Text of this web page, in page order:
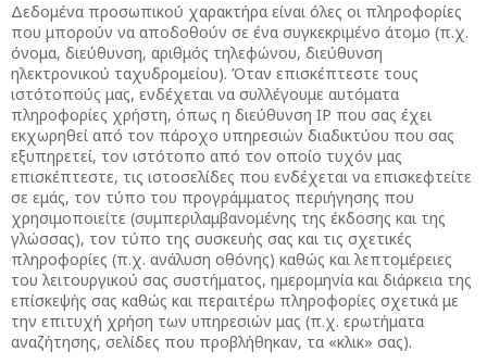
Δεδομένα προσωπικού χαρακτήρα είναι όλες οι πληροφορίες
που μπορούν να αποδοθούν σε ένα συγκεκριμένο άτομο (π.χ.
όνομα, διεύθυνση, αριθμός τηλεφώνου, διεύθυνση
ηλεκτρονικού ταχυδρομείου). Όταν επισκέπτεστε τους
ιστότοπούς μας, ενδέχεται να συλλέγουμε αυτόματα
πληροφορίες χρήστη, όπως η διεύθυνση IP που σας έχει
εκχωρηθεί από τον πάροχο υπηρεσιών διαδικτύου που σας
εξυπηρετεί, τον ιστότοπο από τον οποίο τυχόν μας
επισκέπτεστε, τις ιστοσελίδες που ενδέχεται να επισκεφτείτε
σε εμάς, τον τύπο του προγράμματος περιήγησης που
χρησιμοποιείτε (συμπεριλαμβανομένης της έκδοσης και της
γλώσσας), τον τύπο της συσκευής σας και τις σχετικές
πληροφορίες (π.χ. ανάλυση οθόνης) καθώς και λεπτομέρειες
του λειτουργικού σας συστήματος, ημερομηνία και διάρκεια της
επίσκεψής σας καθώς και περαιτέρω πληροφορίες σχετικά με
την επιτυχή χρήση των υπηρεσιών μας (π.χ. ερωτήματα
αναζήτησης, σελίδες που προβλήθηκαν, τα «κλικ» σας).